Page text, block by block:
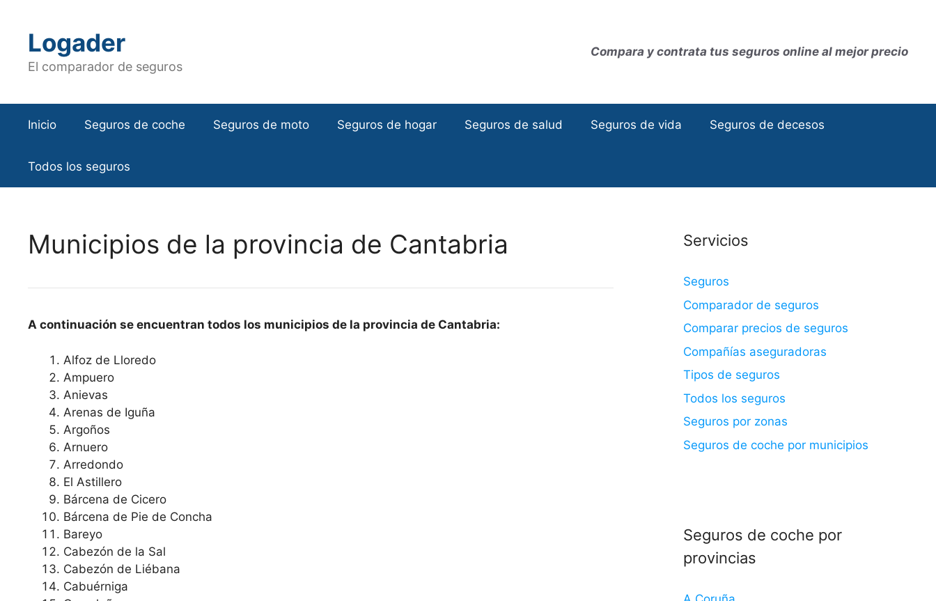
contenidoLogader
El comparador de seguros
Compara y contrata tus seguros online al mejor precio
Inicio Seguros de coche Seguros de moto Seguros de hogar Seguros de salud Seguros de vida Seguros de decesos
Todos los seguros
Municipios de la provincia de Cantabria
A continuación se encuentran todos los municipios de la provincia de Cantabria:
Alfoz de Lloredo
Ampuero
Anievas
Arenas de Iguña
Argoños
Arnuero
Arredondo
El Astillero
Bárcena de Cicero
Bárcena de Pie de Concha
Bareyo
Cabezón de la Sal
Cabezón de Liébana
Cabuérniga
Servicios
Seguros
Comparador de seguros
Comparar precios de seguros
Compañías aseguradoras
Tipos de seguros
Todos los seguros
Seguros por zonas
Seguros de coche por municipios
Seguros de coche por
provincias